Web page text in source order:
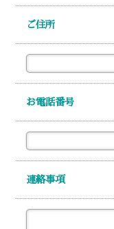
ご住所
お電話番号
連絡事項